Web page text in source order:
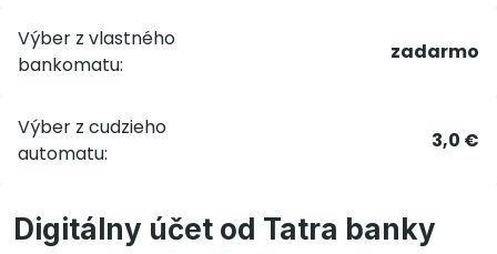
Výber z vlastného
bankomatu:
zadarmo
Výber z cudzieho
automatu:
3,0 €
Digitálny účet od Tatra banky